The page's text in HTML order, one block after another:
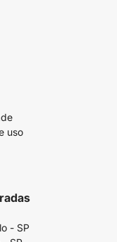
uso
- SP